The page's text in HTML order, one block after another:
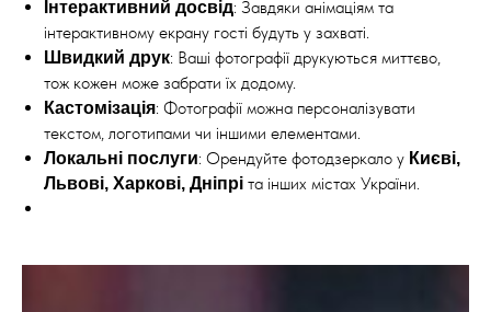
Інтерактивний досвід: Завдяки анімаціям та
інтерактивному екрану гості будуть у захваті.
Швидкий друк: Ваші фотографії друкуються миттєво,
тож кожен може забрати їх додому.
Кастомізація: Фотографії можна персоналізувати
текстом, логотипами чи іншими елементами.
Локальні послуги: Орендуйте фотодзеркало у Києві,
Львові, Харкові, Дніпрі та інших містах України.